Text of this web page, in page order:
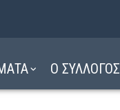
Ο ΣΥΛΛΟΓΟΣ